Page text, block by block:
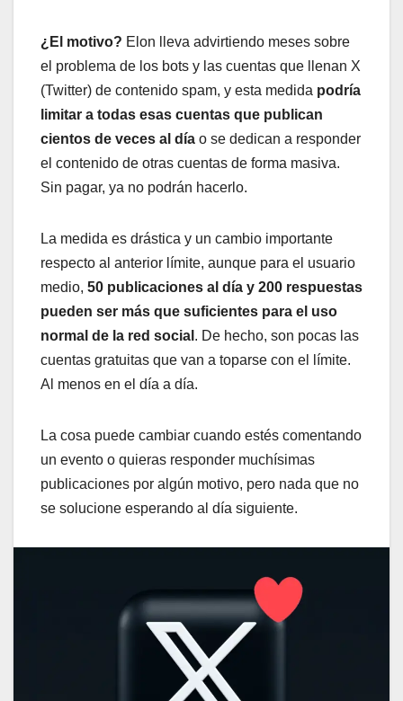
¿El motivo? Elon lleva advirtiendo meses sobre
el problema de los bots y las cuentas que llenan X
(Twitter) de contenido spam, y esta medida podría
limitar a todas esas cuentas que publican
cientos de veces al día o se dedican a responder
el contenido de otras cuentas de forma masiva.
Sin pagar, ya no podrán hacerlo.
La medida es drástica y un cambio importante
respecto al anterior límite, aunque para el usuario
medio, 50 publicaciones al día y 200 respuestas
pueden ser más que suficientes para el uso
normal de la red social . De hecho, son pocas las
cuentas gratuitas que van a toparse con el límite.
Al menos en el día a día.
La cosa puede cambiar cuando estés comentando
un evento o quieras responder muchísimas
publicaciones por algún motivo, pero nada que no
se solucione esperando al día siguiente.